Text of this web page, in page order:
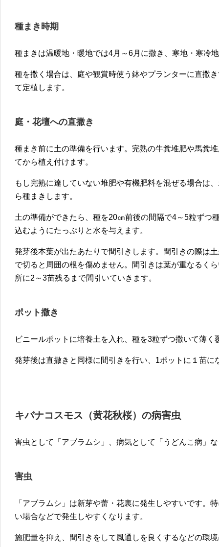
種まき時期
種まきは温暖地・暖地では4月～6月に撒き、寒地・寒冷
種を撒く場合は、庭や観賞時使う鉢やプランターに直撒
て定植します。
庭・花壇への直撒き
種まき前に土の準備を行います。完熟の牛糞堆肥や馬糞
てから植え付けます。
もし完熟に達していない堆肥や有機肥料を混ぜる場合は
ら種まきします。
土の準備ができたら、種を20㎝前後の間隔で4～5粒ずつ
込むようにたっぷりと水を与えます。
発芽後本葉が出たあたりで間引きします。間引きの際は
で切ると周囲の根を傷めません。間引きは葉が重なるく
所に2～3苗残るまで間引いていきます。
ポット撒き
ビニールポットに培養土を入れ、種を3粒ずつ撒いて薄
発芽後は直撒きと同様に間引きを行い、1ポットに１苗に
キバナコスモス（黄花秋桜）の病害虫
害虫として「アブラムシ」、病気として「うどんこ病」
害虫
「アブラムシ」は新芽や蕾・花裏に発生しやすいです。
い場合などで発生しやすくなります。
施肥量を抑え、間引きをして風通しを良くするなどの環